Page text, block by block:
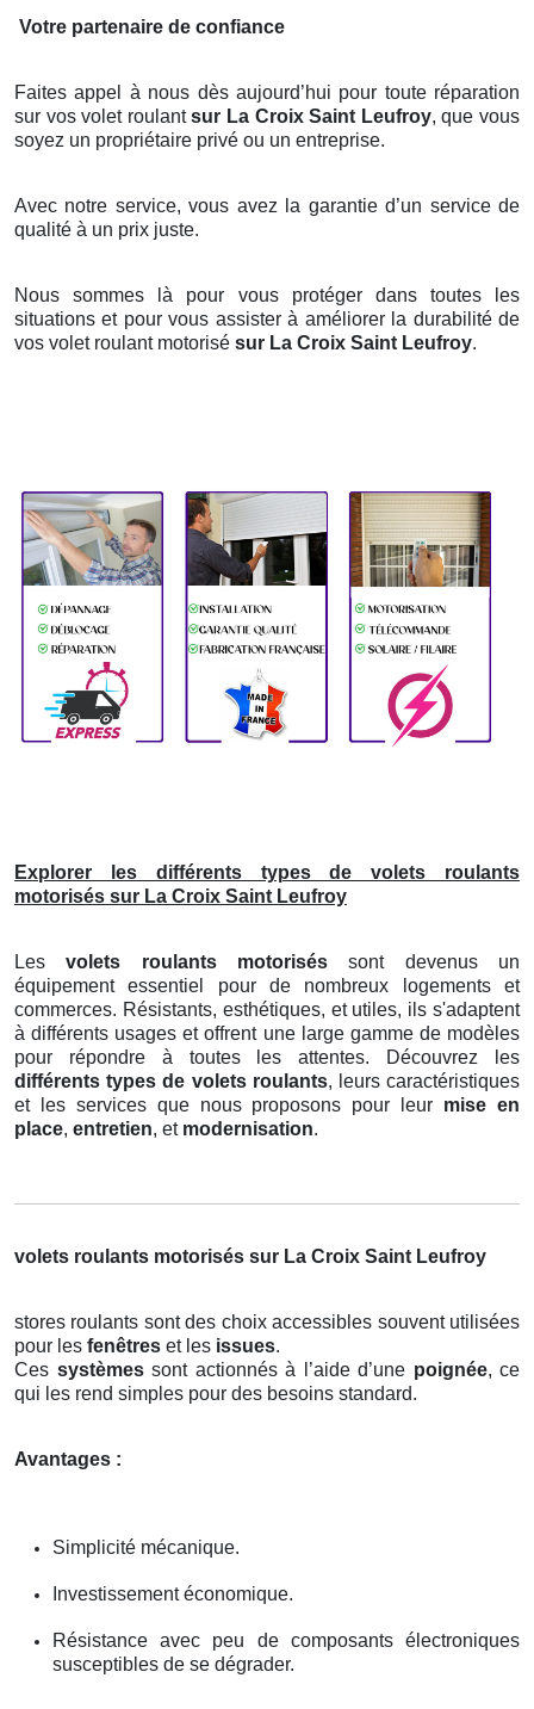
Votre partenaire de confiance
Faites appel à nous dès aujourd’hui pour toute réparation
sur vos volet roulantsur La Croix Saint Leufroy, que vous
soyez un propriétaire privé ou un entreprise.
Avec notre service, vous avez la garantie d’un service de
qualité à un prix juste.
Nous sommes là pour vous protéger dans toutes les
situations et pour vous assister à améliorer la durabilité de
vos volet roulant motorisé sur La Croix Saint Leufroy.
Explorer les différents types de volets roulants
motorisés sur La Croix Saint Leufroy
Lesvolets roulants motorisés sont devenus un
équipement essentiel pour de nombreux logements et
commerces. Résistants, esthétiques, et utiles, ils s'adaptent
à différents usages et offrent une large gamme de modèles
pour répondre à toutes les attentes. Découvrez les
différents types de volets roulants, leurs caractéristiques
et les services que nous proposons pour leur mise en
place, entretien, et modernisation.
volets roulants motorisés sur La Croix Saint Leufroy
stores roulants sont des choix accessibles souvent utilisées
pour les fenêtres et les issues.
Ces systèmessont actionnés à l’aide d’une poignée, ce
qui les rend simples pour des besoins standard.
Avantages :
Simplicité mécanique.
Investissement économique.
Résistance avec peu de composants électroniques
susceptibles de se dégrader.